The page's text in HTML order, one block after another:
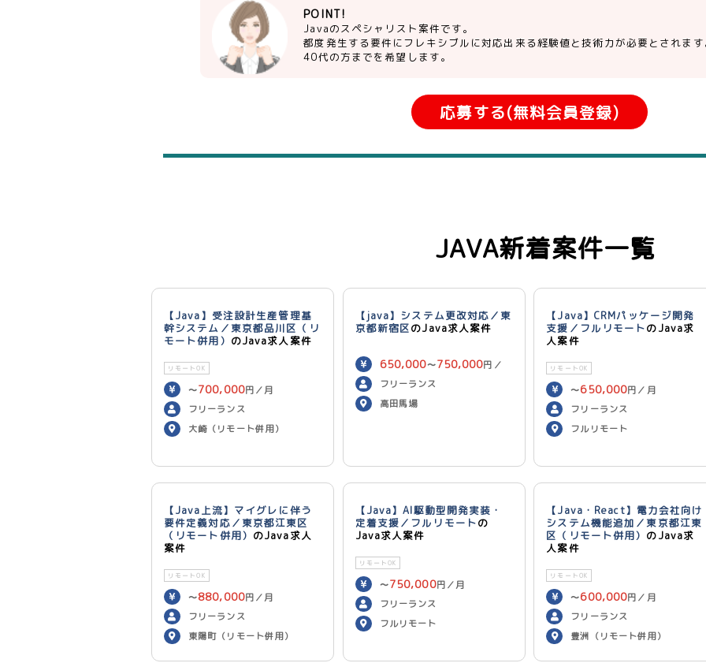
POINT!
Javaのスペシャリスト案件です。
都度発生する要件にフレキシブルに対応出来る経験値と技術力が必要とされま
40代の方までを希望します。
応募する(無料会員登録)
JAVA新着案件一覧
【Java】受注設計生産管理基
幹システム／東京都品川区（リ
モート併用） のJava求人案件
リモートOK
〜700,000円／月
フリーランス
大崎（リモート併用）
【java】システム更改対応／東
京都新宿区のJava求人案件
650,000〜750,000円／
月
フリーランス
高田馬場
【Java】CRMパッケージ開発
支援／フルリモートのJava求
人案件
リモートOK
〜650,000円／月
フリーランス
フルリモート
【Java上流】マイグレに伴う
要件定義対応／東京都江東区
（リモート併用） のJava求人
案件
リモートOK
〜880,000円／月
フリーランス
東陽町（リモート併用）
【Java】AI駆動型開発実装・
定着支援／フルリモートの
Java求人案件
リモートOK
〜750,000円／月
フリーランス
フルリモート
【Java・React】電力会社向け
システム機能追加／東京都江東
区（リモート併用） のJava求
人案件
リモートOK
〜600,000円／月
フリーランス
豊洲（リモート併用）